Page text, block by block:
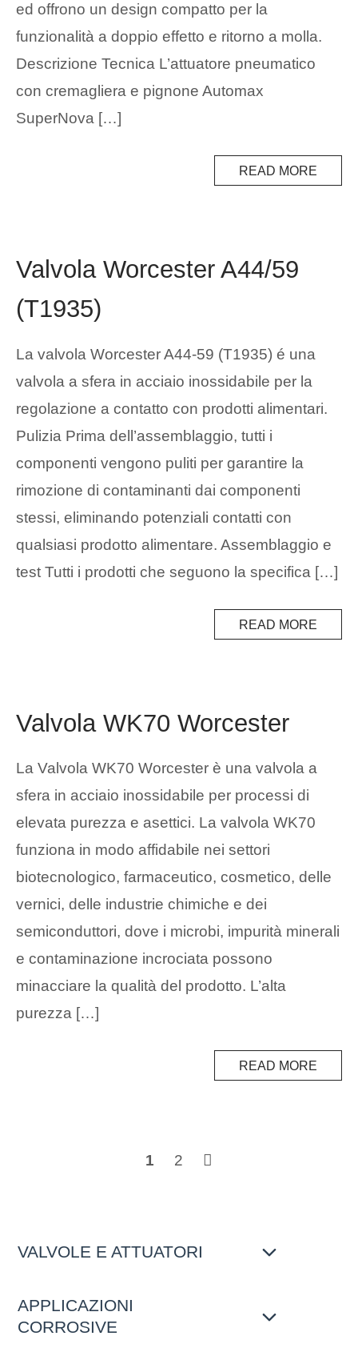
ed offrono un design compatto per la
funzionalità a doppio effetto e ritorno a molla.
Descrizione Tecnica L’attuatore pneumatico
con cremagliera e pignone Automax
SuperNova […]
READ MORE
Valvola Worcester A44/59
(T1935)
La valvola Worcester A44-59 (T1935) é una
valvola a sfera in acciaio inossidabile per la
regolazione a contatto con prodotti alimentari.
Pulizia Prima dell’assemblaggio, tutti i
componenti vengono puliti per garantire la
rimozione di contaminanti dai componenti
stessi, eliminando potenziali contatti con
qualsiasi prodotto alimentare. Assemblaggio e
test Tutti i prodotti che seguono la specifica […]
READ MORE
Valvola WK70 Worcester
La Valvola WK70 Worcester è una valvola a
sfera in acciaio inossidabile per processi di
elevata purezza e asettici. La valvola WK70
funziona in modo affidabile nei settori
biotecnologico, farmaceutico, cosmetico, delle
vernici, delle industrie chimiche e dei
semiconduttori, dove i microbi, impurità minerali
e contaminazione incrociata possono
minacciare la qualità del prodotto. L’alta
purezza […]
READ MORE
1 2
VALVOLE E ATTUATORI
APPLICAZIONI
CORROSIVE